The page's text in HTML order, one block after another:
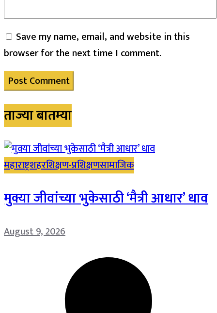
Save my name, email, and website in this
browser for the next time I comment.
ताज्या बातम्या
महाराष्ट्रशहरशिक्षण-प्रशिक्षणसामाजिक
मुक्या जीवांच्या भुकेसाठी ‘मैत्री आधार’ धाव
August 9, 2026